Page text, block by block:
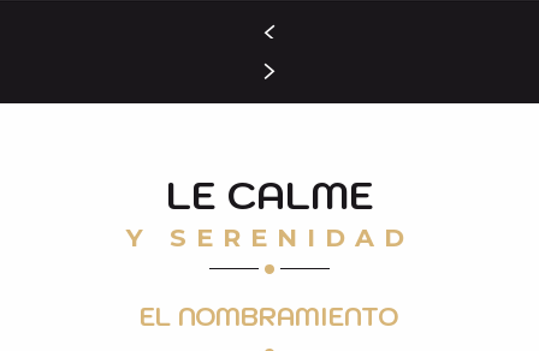
LE CALME
Y SERENIDAD
EL NOMBRAMIENTO